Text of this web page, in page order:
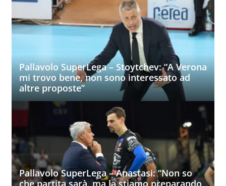
Pallavolo SuperLega – Stoytchev: “A Verona
mi trovo bene, non sono interessato ad
altre proposte”
Pallavolo SuperLega – Anastasi: “Non so